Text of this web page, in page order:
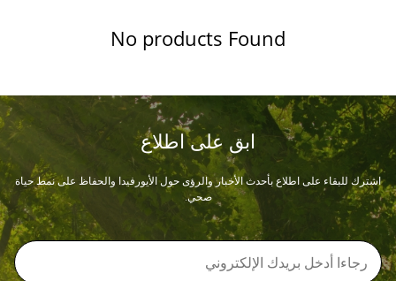
No products Found
ابق على اطلاع
اشترك للبقاء على اطلاع بأحدث الأخبار والرؤى حول الأيورفيدا والحفاظ على نمط حياة
صحي.